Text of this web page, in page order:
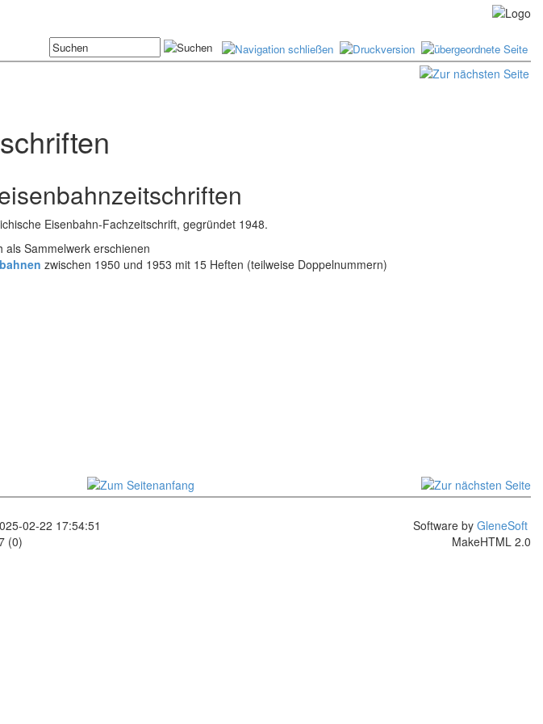
Eisenbahn-Fachzeitschrift, gegründet 1948.
Sammelwerk erschienen
zwischen 1950 und 1953 mit 15 Heften (teilweise Doppelnummern)
02-22 17:54:51 Software by GleneSoft
(0) MakeHTML 2.0